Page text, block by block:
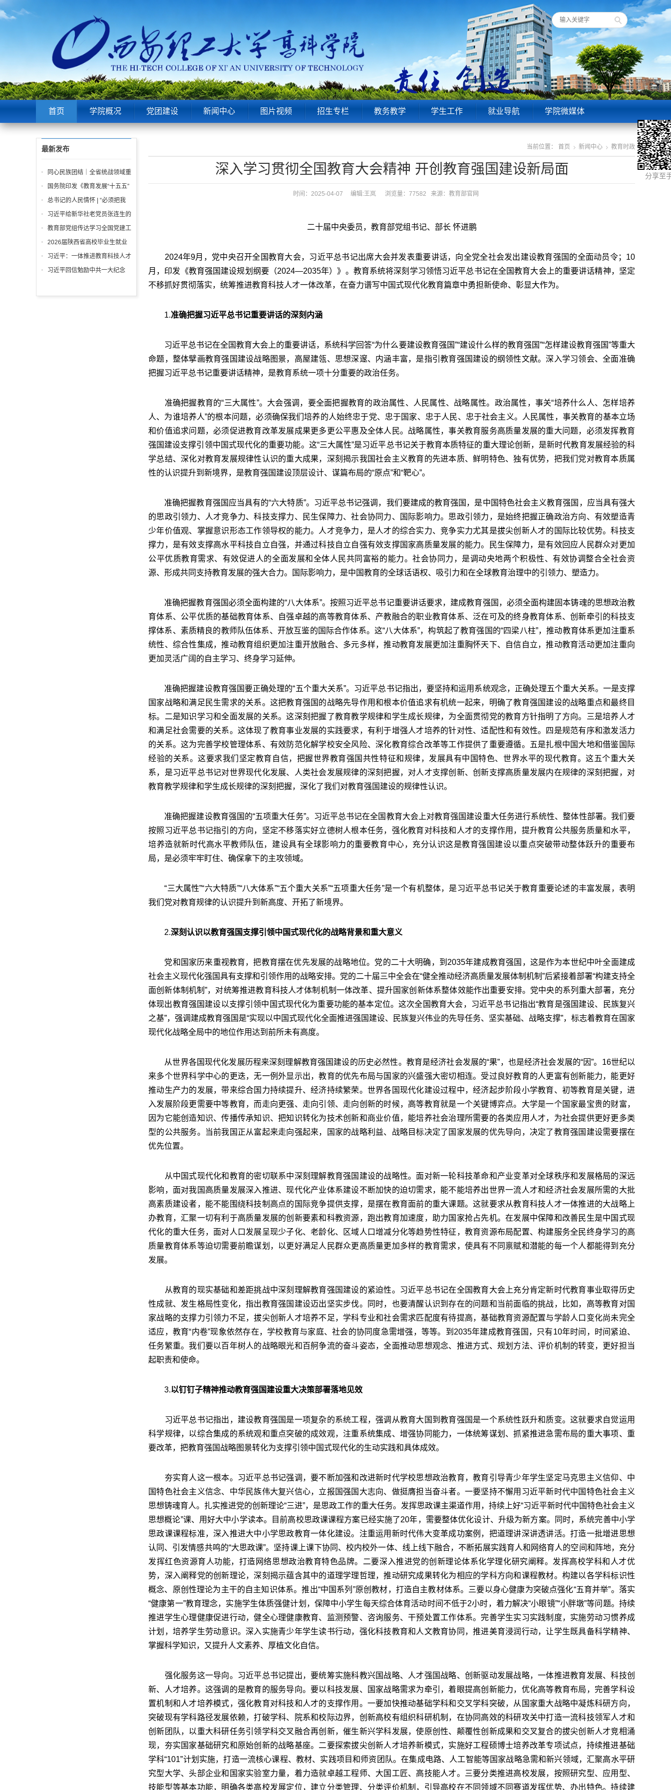
首页 学院概况 党团建设 新闻中心 图片视频 招生专栏 教务教学 学生工作 就业导航 学院微媒体
当前位置： 首页 新闻中心 教育时政
分享至
深入学习贯彻全国教育大会精神 开创教育强国建设新局面
时间：2025-04-07 编辑:王岚 浏览量：77582 来源：教育部官网
二十届中央委员，教育部党组书记、部长 怀进鹏
2024年9月，党中央召开全国教育大会，习近平总书记出席大会并发表重要讲话，向全党全社会发出建设教育强国的全面动员令；10
月，印发《教育强国建设规划纲要（2024—2035年）》。教育系统将深刻学习领悟习近平总书记在全国教育大会上的重要讲话精神，坚定
不移抓好贯彻落实，统筹推进教育科技人才一体改革，在奋力谱写中国式现代化教育篇章中勇担新使命、彰显大作为。
1.准确把握习近平总书记重要讲话的深刻内涵
习近平总书记在全国教育大会上的重要讲话，系统科学回答“为什么要建设教育强国”“建设什么样的教育强国”“怎样建设教育强国”等重大
命题，整体擘画教育强国建设战略图景，高屋建瓴、思想深邃、内涵丰富，是指引教育强国建设的纲领性文献。深入学习领会、全面准确
把握习近平总书记重要讲话精神，是教育系统一项十分重要的政治任务。
准确把握教育的“三大属性”。大会强调，要全面把握教育的政治属性、人民属性、战略属性。政治属性，事关“培养什么人、怎样培养
人、为谁培养人”的根本问题，必须确保我们培养的人始终忠于党、忠于国家、忠于人民、忠于社会主义。人民属性，事关教育的基本立场
和价值追求问题，必须促进教育改革发展成果更多更公平惠及全体人民。战略属性，事关教育服务高质量发展的重大问题，必须发挥教育
强国建设支撑引领中国式现代化的重要功能。这“三大属性”是习近平总书记关于教育本质特征的重大理论创新，是新时代教育发展经验的科
学总结、深化对教育发展规律性认识的重大成果，深刻揭示我国社会主义教育的先进本质、鲜明特色、独有优势，把我们党对教育本质属
性的认识提升到新境界，是教育强国建设顶层设计、谋篇布局的“原点”和“靶心”。
准确把握教育强国应当具有的“六大特质”。习近平总书记强调，我们要建成的教育强国，是中国特色社会主义教育强国，应当具有强大
的思政引领力、人才竞争力、科技支撑力、民生保障力、社会协同力、国际影响力。思政引领力，是始终把握正确政治方向、有效塑造青
少年价值观、掌握意识形态工作领导权的能力。人才竞争力，是人才的综合实力、竞争实力尤其是拔尖创新人才的国际比较优势。科技支
撑力，是有效支撑高水平科技自立自强，并通过科技自立自强有效支撑国家高质量发展的能力。民生保障力，是有效回应人民群众对更加
公平优质教育需求、有效促进人的全面发展和全体人民共同富裕的能力。社会协同力，是调动央地两个积极性、有效协调整合全社会资
源、形成共同支持教育发展的强大合力。国际影响力，是中国教育的全球话语权、吸引力和在全球教育治理中的引领力、塑造力。
准确把握教育强国必须全面构建的“八大体系”。按照习近平总书记重要讲话要求，建成教育强国，必须全面构建固本铸魂的思想政治教
育体系、公平优质的基础教育体系、自强卓越的高等教育体系、产教融合的职业教育体系、泛在可及的终身教育体系、创新牵引的科技支
撑体系、素质精良的教师队伍体系、开放互鉴的国际合作体系。这“八大体系”，构筑起了教育强国的“四梁八柱”，推动教育体系更加注重系
统性、综合性集成，推动教育组织更加注重开放融合、多元多样，推动教育发展更加注重胸怀天下、自信自立，推动教育活动更加注重向
更加灵活广阔的自主学习、终身学习延伸。
准确把握建设教育强国要正确处理的“五个重大关系”。习近平总书记指出，要坚持和运用系统观念，正确处理五个重大关系。一是支撑
国家战略和满足民生需求的关系。这把教育强国的战略先导作用和根本价值追求有机统一起来，明确了教育强国建设的战略重点和最终目
标。二是知识学习和全面发展的关系。这深刻把握了教育教学规律和学生成长规律，为全面贯彻党的教育方针指明了方向。三是培养人才
和满足社会需要的关系。这体现了教育事业发展的实践要求，有利于增强人才培养的针对性、适配性和有效性。四是规范有序和激发活力
的关系。这为完善学校管理体系、有效防范化解学校安全风险、深化教育综合改革等工作提供了重要遵循。五是扎根中国大地和借鉴国际
经验的关系。这要求我们坚定教育自信，把握世界教育强国共性特征和规律，发展具有中国特色、世界水平的现代教育。这五个重大关
系，是习近平总书记对世界现代化发展、人类社会发展规律的深刻把握，对人才支撑创新、创新支撑高质量发展内在规律的深刻把握，对
教育教学规律和学生成长规律的深刻把握，深化了我们对教育强国建设的规律性认识。
准确把握建设教育强国的“五项重大任务”。习近平总书记在全国教育大会上对教育强国建设重大任务进行系统性、整体性部署。我们要
按照习近平总书记指引的方向，坚定不移落实好立德树人根本任务，强化教育对科技和人才的支撑作用，提升教育公共服务质量和水平，
培养造就新时代高水平教师队伍，建设具有全球影响力的重要教育中心，充分认识这是教育强国建设以重点突破带动整体跃升的重要布
局，是必须牢牢盯住、确保拿下的主攻领域。
“三大属性”“六大特质”“八大体系”“五个重大关系”“五项重大任务”是一个有机整体，是习近平总书记关于教育重要论述的丰富发展，表明
我们党对教育规律的认识提升到新高度、开拓了新境界。
2.深刻认识以教育强国支撑引领中国式现代化的战略背景和重大意义
党和国家历来重视教育，把教育摆在优先发展的战略地位。党的二十大明确，到2035年建成教育强国，这是作为本世纪中叶全面建成
社会主义现代化强国具有支撑和引领作用的战略安排。党的二十届三中全会在“健全推动经济高质量发展体制机制”后紧接着部署“构建支持全
面创新体制机制”，对统筹推进教育科技人才体制机制一体改革、提升国家创新体系整体效能作出重要安排。党中央的系列重大部署，充分
体现出教育强国建设以支撑引领中国式现代化为重要功能的基本定位。这次全国教育大会，习近平总书记指出“教育是强国建设、民族复兴
之基”，强调建成教育强国是“实现以中国式现代化全面推进强国建设、民族复兴伟业的先导任务、坚实基础、战略支撑”，标志着教育在国家
现代化战略全局中的地位作用达到前所未有高度。
从世界各国现代化发展历程来深刻理解教育强国建设的历史必然性。教育是经济社会发展的“果”，也是经济社会发展的“因”。16世纪以
来多个世界科学中心的更迭，无一例外显示出，教育的优先布局与国家的兴盛强大密切相连。受过良好教育的人更富有创新能力，能更好
推动生产力的发展，带来综合国力持续提升、经济持续繁荣。世界各国现代化建设过程中，经济起步阶段小学教育、初等教育是关键，进
入发展阶段更需要中等教育，而走向更强、走向引领、走向创新的时候，高等教育就是一个关键博弈点。大学是一个国家最宝贵的财富，
因为它能创造知识、传播传承知识、把知识转化为技术创新和商业价值，能培养社会治理所需要的各类应用人才，为社会提供更好更多类
型的公共服务。当前我国正从富起来走向强起来，国家的战略利益、战略目标决定了国家发展的优先导向，决定了教育强国建设需要摆在
优先位置。
从中国式现代化和教育的密切联系中深刻理解教育强国建设的战略性。面对新一轮科技革命和产业变革对全球秩序和发展格局的深远
影响，面对我国高质量发展深入推进、现代化产业体系建设不断加快的迫切需求，能不能培养出世界一流人才和经济社会发展所需的大批
高素质建设者，能不能围绕科技制高点的国际竞争提供支撑，是摆在教育面前的重大课题。这就要求从教育科技人才一体推进的大战略上
办教育，汇聚一切有利于高质量发展的创新要素和科教资源，跑出教育加速度，助力国家抢占先机。在发展中保障和改善民生是中国式现
代化的重大任务，面对人口发展呈现少子化、老龄化、区域人口增减分化等趋势性特征，教育资源布局配置、构建服务全民终身学习的高
质量教育体系等迫切需要前瞻谋划，以更好满足人民群众更高质量更加多样的教育需求，使具有不同禀赋和潜能的每一个人都能得到充分
发展。
从教育的现实基础和差距挑战中深刻理解教育强国建设的紧迫性。习近平总书记在全国教育大会上充分肯定新时代教育事业取得历史
性成就、发生格局性变化，指出教育强国建设迈出坚实步伐。同时，也要清醒认识到存在的问题和当前面临的挑战，比如，高等教育对国
家战略的支撑力引领力不足，拔尖创新人才培养不足，学科专业和社会需求匹配度有待提高，基础教育资源配置与学龄人口变化尚未完全
适应，教育“内卷”现象依然存在，学校教育与家庭、社会的协同度急需增强，等等。到2035年建成教育强国，只有10年时间，时间紧迫、
任务繁重。我们要以百年树人的战略眼光和百舸争流的奋斗姿态，全面推动思想观念、推进方式、规划方法、评价机制的转变，更好担当
起职责和使命。
3.以钉钉子精神推动教育强国建设重大决策部署落地见效
习近平总书记指出，建设教育强国是一项复杂的系统工程，强调从教育大国到教育强国是一个系统性跃升和质变。这就要求自觉运用
科学规律，以综合集成的系统观和重点突破的成效观，注重系统集成、增强协同能力，一体统筹谋划、抓紧推进急需布局的重大事项、重
要改革，把教育强国战略图景转化为支撑引领中国式现代化的生动实践和具体成效。
夯实育人这一根本。习近平总书记强调，要不断加强和改进新时代学校思想政治教育，教育引导青少年学生坚定马克思主义信仰、中
国特色社会主义信念、中华民族伟大复兴信心，立报国强国大志向、做挺膺担当奋斗者。一要坚持不懈用习近平新时代中国特色社会主义
思想铸魂育人。扎实推进党的创新理论“三进”，是思政工作的重大任务。发挥思政课主渠道作用，持续上好“习近平新时代中国特色社会主义
思想概论”课、用好大中小学读本。目前高校思政课课程方案已经实施了20年，需要整体优化设计、升级为新方案。同时，系统完善中小学
思政课课程标准，深入推进大中小学思政教育一体化建设。注重运用新时代伟大变革成功案例，把道理讲深讲透讲活。打造一批增进思想
认同、引发情感共鸣的“大思政课”。坚持课上课下协同、校内校外一体、线上线下融合，不断拓展实践育人和网络育人的空间和阵地，充分
发挥红色资源育人功能，打造网络思想政治教育特色品牌。二要深入推进党的创新理论体系化学理化研究阐释。发挥高校学科和人才优
势，深入阐释党的创新理论，深刻揭示蕴含其中的道理学理哲理，推动研究成果转化为相应的学科方向和课程教材。构建以各学科标识性
概念、原创性理论为主干的自主知识体系。推出“中国系列”原创教材，打造自主教材体系。三要以身心健康为突破点强化“五育并举”。落实
“健康第一”教育理念，实施学生体质强健计划，保障中小学生每天综合体育活动时间不低于2小时，着力解决“小眼镜”“小胖墩”等问题。持续
推进学生心理健康促进行动，健全心理健康教育、监测预警、咨询服务、干预处置工作体系。完善学生实习实践制度，实施劳动习惯养成
计划，培养学生劳动意识。深入实施青少年学生读书行动，强化科技教育和人文教育协同，推进美育浸润行动，让学生既具备科学精神、
掌握科学知识，又提升人文素养、厚植文化自信。
强化服务这一导向。习近平总书记提出，要统筹实施科教兴国战略、人才强国战略、创新驱动发展战略，一体推进教育发展、科技创
新、人才培养。这强调的是教育的服务导向。要以科技发展、国家战略需求为牵引，着眼提高创新能力，优化高等教育布局，完善学科设
置机制和人才培养模式，强化教育对科技和人才的支撑作用。一要加快推动基础学科和交叉学科突破，从国家重大战略中凝炼科研方向，
突破现有学科路径发展依赖，打破学科、院系和校际边界，创新高校有组织科研机制，在协同高效的科研攻关中打造一流科技领军人才和
创新团队，以重大科研任务引领学科交叉融合再创新，催生新兴学科发展，使原创性、颠覆性创新成果和交叉复合的拔尖创新人才竞相涌
现，夯实国家基础研究和原始创新的战略基座。二要探索拔尖创新人才培养新模式，实施好工程硕博士培养改革专项试点，持续推进基础
学科“101”计划实施，打造一流核心课程、教材、实践项目和师资团队。在集成电路、人工智能等国家战略急需和新兴领域，汇聚高水平研
究型大学、头部企业和国家实验室力量，着力造就卓越工程师、大国工匠、高技能人才。三要分类推进高校发展，按照研究型、应用型、
技能型等基本功能，明确各类高校发展定位，建立分类管理、分类评价机制，引导高校在不同领域不同赛道发挥优势、办出特色。持续建
最新发布
同心民族团结｜全省统战领域重
点工作推进会召开
国务院印发《教育发展“十五五”
规划》
总书记的人民情怀 | “必须把我
们党建设好、建设强”
习近平给新华社老党员张连生的
回信
教育部党组传达学习全国党建工
作座谈会精神，研究部署学习宣
传贯彻习近平党建思想工作
2026届陕西省高校毕业生就业
工作“百日冲刺”推进会召开
习近平：一体推进教育科技人才
发展
习近平回信勉励中共一大纪念
巾讲解员：传承红色基因增长知